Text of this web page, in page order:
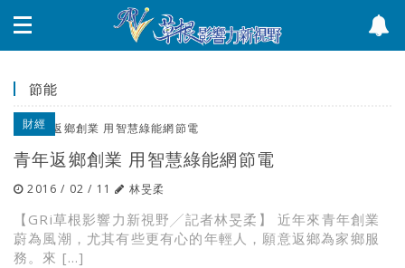
節能
財經
青年返鄉創業 用智慧綠能網節電
2016 / 02 / 11 林旻柔
【GRi草根影響力新視野╱記者林旻柔】 近年來青年創業
蔚為風潮，尤其有些更有心的年輕人，願意返鄉為家鄉服
務。來 […]